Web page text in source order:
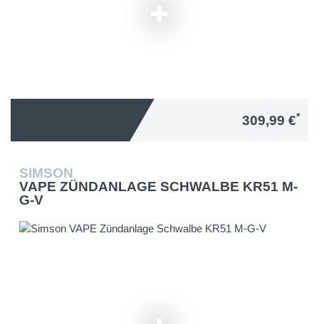
309,99 €*
SIMSON
VAPE ZÜNDANLAGE SCHWALBE KR51 M-
G-V